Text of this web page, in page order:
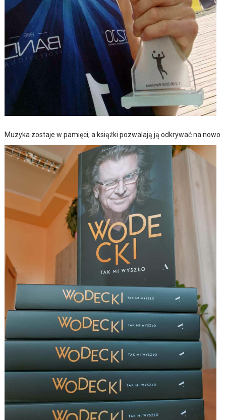
Muzyka zostaje w pamięci, a książki pozwalają ją odkrywać na nowo